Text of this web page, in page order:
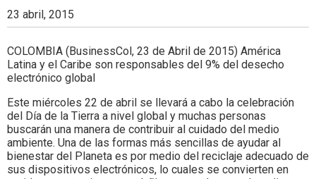
23 abril, 2015
COLOMBIA (BusinessCol, 23 de Abril de 2015) América
Latina y el Caribe son responsables del 9% del desecho
electrónico global
Este miércoles 22 de abril se llevará a cabo la celebración
del Día de la Tierra a nivel global y muchas personas
buscarán una manera de contribuir al cuidado del medio
ambiente. Una de las formas más sencillas de ayudar al
bienestar del Planeta es por medio del reciclaje adecuado de
sus dispositivos electrónicos, lo cuales se convierten en